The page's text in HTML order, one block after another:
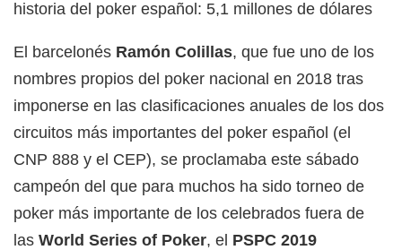
El barcelonés Ramón Colillas, que fue uno de los
nombres propios del poker nacional en 2018 tras
imponerse en las clasificaciones anuales de los dos
circuitos más importantes del poker español (el
CNP 888 y el CEP), se proclamaba este sábado
campeón del que para muchos ha sido torneo de
poker más importante de los celebrados fuera de
las World Series of Poker, el PSPC 2019